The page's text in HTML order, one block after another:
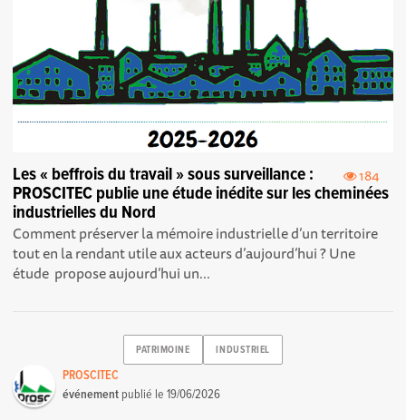
184
Les « beffrois du travail » sous surveillance :
PROSCITEC publie une étude inédite sur les cheminées
industrielles du Nord
Comment préserver la mémoire industrielle d’un territoire
tout en la rendant utile aux acteurs d’aujourd’hui ? Une
étude propose aujourd’hui un...
PATRIMOINE INDUSTRIEL
PROSCITEC
événement publié le19/06/2026